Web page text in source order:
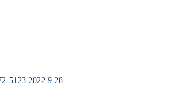
5123.2022.9.28